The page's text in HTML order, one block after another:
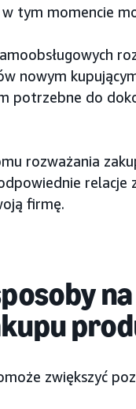
tym momencie
nowym
potrzebne do
rozważania
firmę.
zwiększyć